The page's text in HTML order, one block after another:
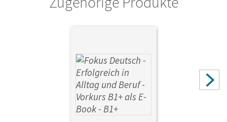
Schote, Joachim; Weimann, Gunther; Maenner, Dieter